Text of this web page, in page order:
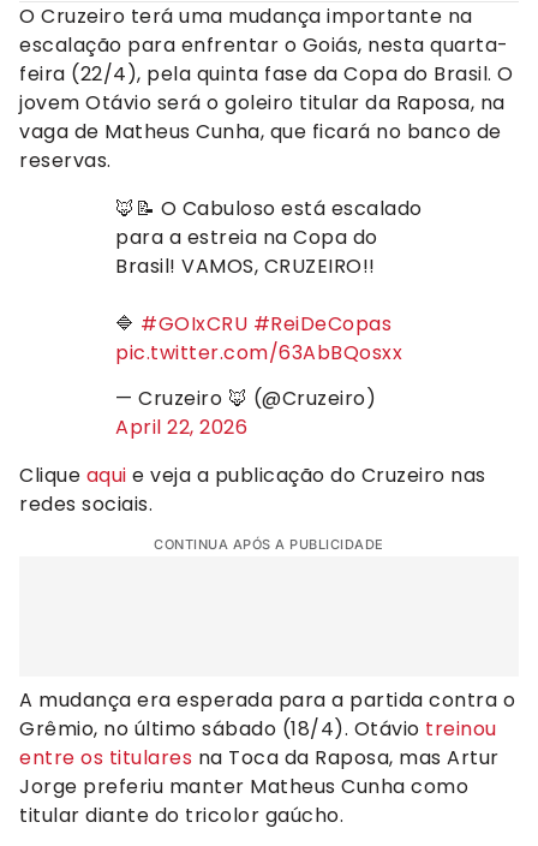
O Cruzeiro terá uma mudança importante na
escalação para enfrentar o Goiás, nesta quarta-
feira (22/4), pela quinta fase da Copa do Brasil. O
jovem Otávio será o goleiro titular da Raposa, na
vaga de Matheus Cunha, que ficará no banco de
reservas.
🦊📝 O Cabuloso está escalado
para a estreia na Copa do
Brasil! VAMOS, CRUZEIRO!!
🔷 #GOIxCRU #ReiDeCopas
pic.twitter.com/63AbBQosxx
— Cruzeiro 🦊 (@Cruzeiro)
April 22, 2026
Clique aqui e veja a publicação do Cruzeiro nas
redes sociais.
CONTINUA APÓS A PUBLICIDADE
A mudança era esperada para a partida contra o
Grêmio, no último sábado (18/4). Otávio treinou
entre os titulares na Toca da Raposa, mas Artur
Jorge preferiu manter Matheus Cunha como
titular diante do tricolor gaúcho.